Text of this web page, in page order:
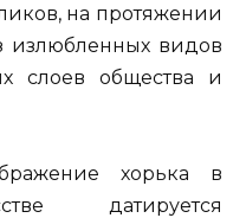
на протяжении
излюбленных видов
слоев общества и
хорька в
датируется